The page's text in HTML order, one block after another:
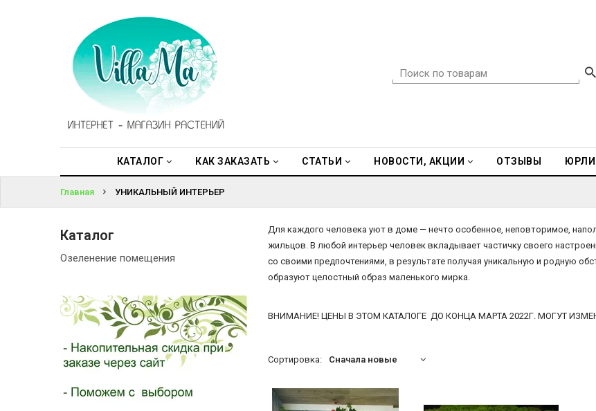
КАТАЛОГ КАК ЗАКАЗАТЬ СТАТЬИ НОВОСТИ, АКЦИИ ОТЗЫВЫ
ЮРЛИЦАМ
ОДНОЛЕТНИЕ
ВОЙТИ
ПАРОЛЬ?
Главная УНИКАЛЬНЫЙ ИНТЕРЬЕР
Каталог
Озеленение помещения
Для каждого человека уют в доме — нечто особенное, неповторимое,
жильцов. В любой интерьер человек вкладывает частичку своего
со своими предпочтениями, в результате получая уникальную и родную
образуют целостный образ маленького мирка.
ВНИМАНИЕ! ЦЕНЫ В ЭТОМ КАТАЛОГЕ ДО КОНЦА МАРТА 2022Г. МОГУТ
Сортировка: Сначала новые